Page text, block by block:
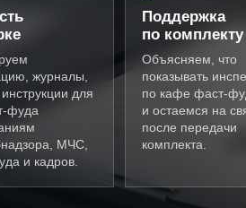
журналы,
для
фуда
МЧС,
и кадров.
Поддержка
по комплекту
Объясняем, что
показывать
по кафе фаст-
и остаемся на
после передачи
комплекта.